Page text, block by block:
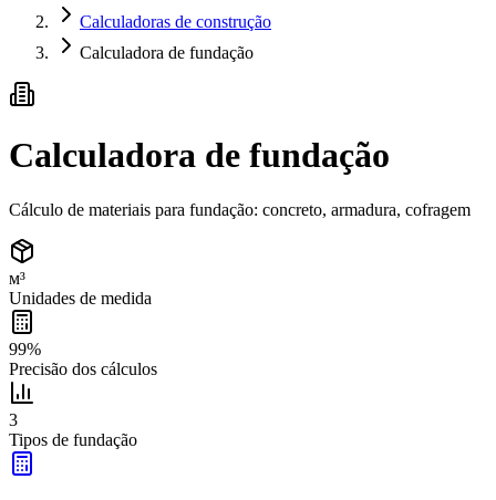
Calculadoras de construção
Calculadora de fundação
Calculadora de fundação
Cálculo de materiais para fundação: concreto, armadura, cofragem
м³
Unidades de medida
99%
Precisão dos cálculos
3
Tipos de fundação